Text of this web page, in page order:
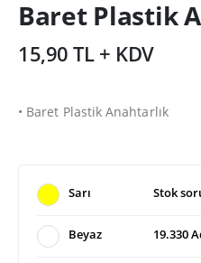
Baret Plastik
15,90 TL + KDV
• Baret Plastik Anahtarlık
Sarı Stok
Beyaz 19.330